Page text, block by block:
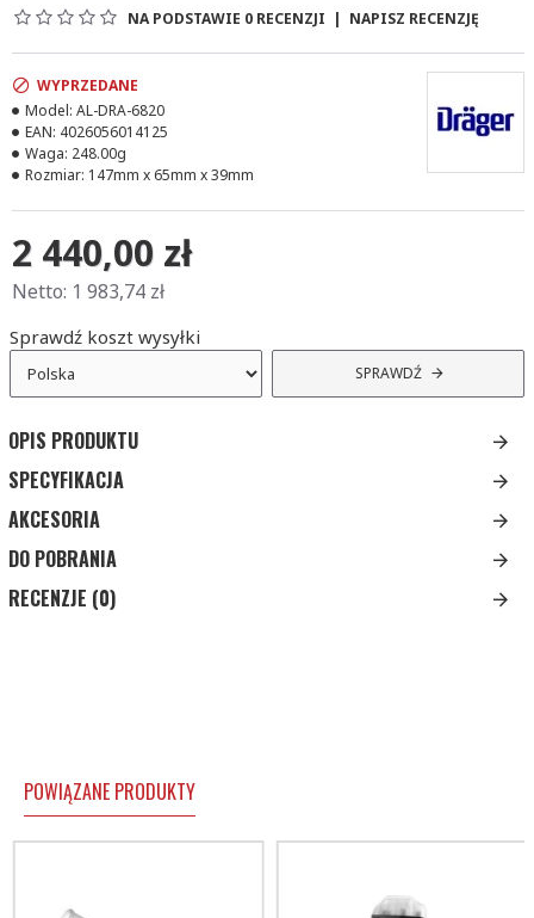
NA PODSTAWIE 0 RECENZJI | NAPISZ RECENZJĘ
2 440,00 zł
Netto: 1 983,74 zł
WYPRZEDANE
Model: AL-DRA-6820
EAN: 4026056014125
Waga: 248.00g
Rozmiar: 147mm x 65mm x 39mm
Sprawdź koszt wysyłki
SPRAWDŹ
OPIS PRODUKTU
SPECYFIKACJA
AKCESORIA
DO POBRANIA
RECENZJE (0)
POWIĄZANE PRODUKTY